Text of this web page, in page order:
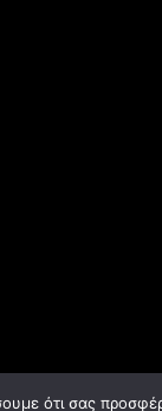
ότι σας